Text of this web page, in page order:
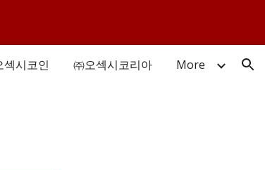
섹시코인 ㈜오섹시코리아 More